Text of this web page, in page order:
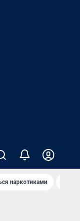
наркотиками